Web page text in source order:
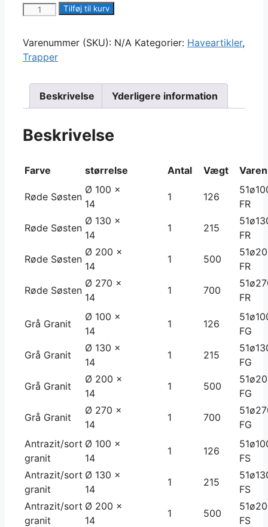
Cirkel
antal
Tilføj til kurv
Varenummer (SKU): N/A Kategorier: Haveartikler,
Trapper
Beskrivelse Yderligere information
Beskrivelse
Farve størrelse Antal Vægt
Røde Søsten
Ø 100 x
14
1 126
FR
Røde Søsten
Ø 130 x
14
1 215
FR
Røde Søsten
Ø 200 x
14
1 500
FR
Røde Søsten
Ø 270 x
14
1 700
FR
Grå Granit
Ø 100 x
14
1 126
FG
Grå Granit
Ø 130 x
14
1 215
FG
Grå Granit
Ø 200 x
14
1 500
FG
Grå Granit
Ø 270 x
14
1 700
FG
Antrazit/sort
granit
Ø 100 x
14
1 126
FS
Antrazit/sort
granit
Ø 130 x
14
1 215
FS
Antrazit/sort
granit
Ø 200 x
14
1 500
FS